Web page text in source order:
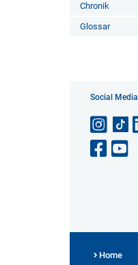
Chronik
Glossar
Social Media
Home